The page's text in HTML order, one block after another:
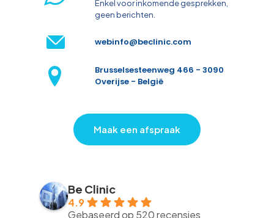
Enkel voor inkomende gesprekken,
geen berichten.
webinfo@beclinic.com
Brusselsesteenweg 466 - 3090
Overijse - België
Maak een afspraak
Be Clinic
4.9
Gebaseerd op 520 recensies